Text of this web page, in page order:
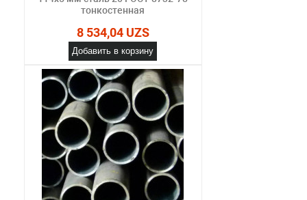
тонкостенная
8 534,04 UZS
Добавить в корзину